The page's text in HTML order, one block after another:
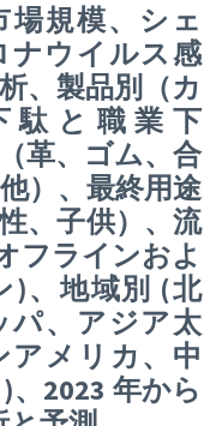
場規模、シェ
ナウイルス感
、製品別（カ
駄と職業下
革、ゴム、合
）、最終用途
、子供）、流
フラインおよ
)、地域別 (北
パ、アジア太
アメリカ、中
2023 年から